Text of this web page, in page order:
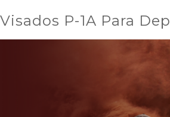
Visados P-1A Para